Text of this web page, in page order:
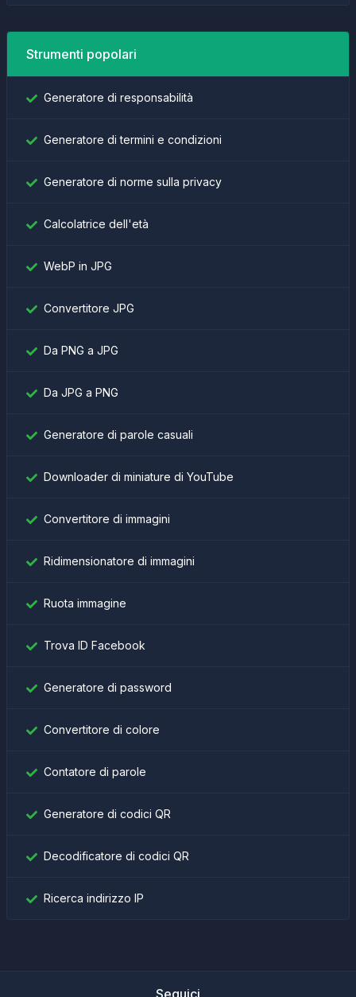
Strumenti popolari
Generatore di responsabilità
Generatore di termini e condizioni
Generatore di norme sulla privacy
Calcolatrice dell'età
WebP in JPG
Convertitore JPG
Da PNG a JPG
Da JPG a PNG
Generatore di parole casuali
Downloader di miniature di YouTube
Convertitore di immagini
Ridimensionatore di immagini
Ruota immagine
Trova ID Facebook
Generatore di password
Convertitore di colore
Contatore di parole
Generatore di codici QR
Decodificatore di codici QR
Ricerca indirizzo IP
Seguici